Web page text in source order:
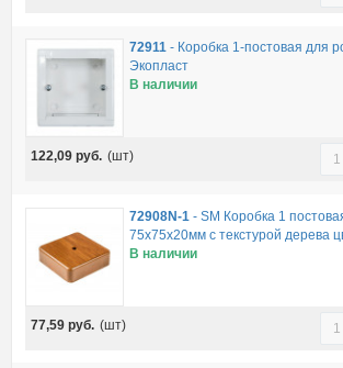
72911- Коробка 1-постовая для
Экопласт
В наличии
122,09 руб. (шт)
72908N-1 - SM Коробка 1
75х75х20мм c текстурой дерева
В наличии
77,59 руб. (шт)